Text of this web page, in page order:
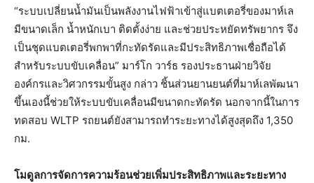
“ระบบเปลี่ยนน้ำมันเป็นพลังงานไฟฟ้าเข้าสู่แบตเตอรี่ของมาห์เล
มีขนาดเล็ก น้ำหนักเบา ติดตั้งง่าย และช่วยประหยัดทรัพยากร จึง
เป็นชุดแบตเตอรี่พกพาที่กะทัดรัดและมีประสิทธิภาพเชื่อถือได้
สำหรับระบบขับเคลื่อน” มาร์โก วาร์ธ รองประธานฝ่ายวิจัย
องค์กรและวิศวกรรมขั้นสูง กล่าว ชิ้นส่วนยานยนต์ที่มาห์เลพัฒนา
ขึ้นเองนี้ช่วยให้ระบบขับเคลื่อนมีขนาดกะทัดรัด นอกจากนี้ในการ
ทดสอบ WLTP รถยนต์ยังสามารถทำระยะทางได้สูงสุดถึง 1,350
กม.
โมดูลการจัดการความร้อนช่วยเพิ่มประสิทธิภาพและระยะทาง